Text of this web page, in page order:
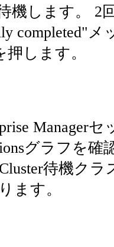
機します。 2
completed"
押します。
Manager
グラフを確
待機ク
ます。